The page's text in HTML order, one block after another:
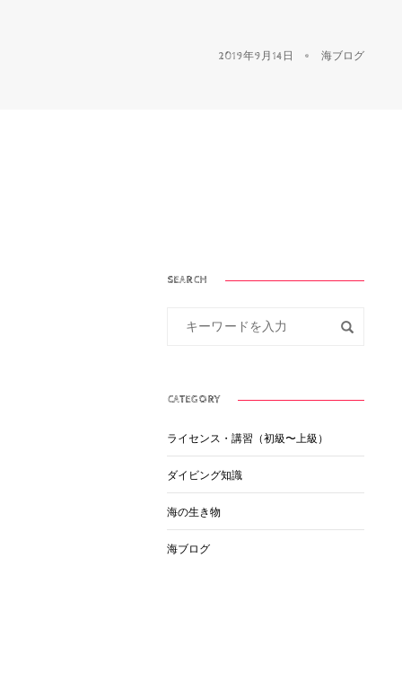
2019年9月14日 海ブログ
SEARCH
CATEGORY
ライセンス・講習（初級〜上級）
ダイビング知識
海の生き物
海ブログ